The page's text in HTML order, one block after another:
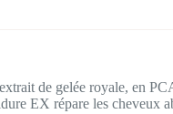
de gelée royale, en
EX répare les cheveux